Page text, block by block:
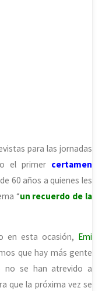
para las jornadas
el primer certamen
60 años a quienes les
“un recuerdo de la
en esta ocasión, Emi
que hay más gente
no se han atrevido a
que la próxima vez se